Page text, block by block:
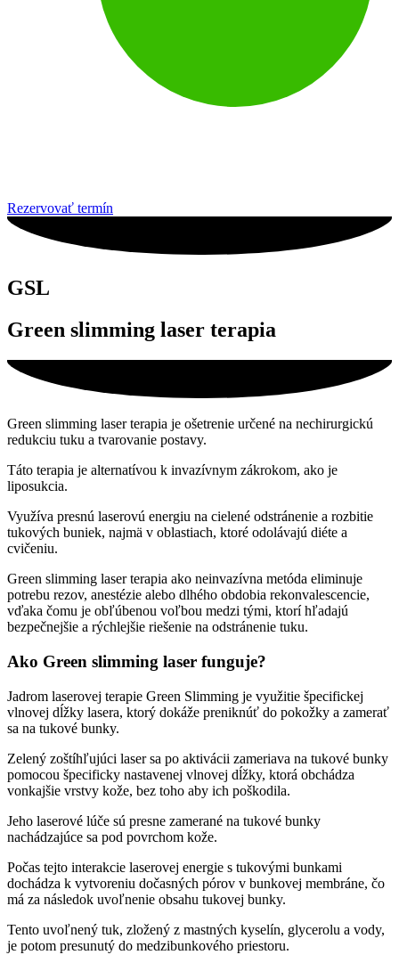
Rezervovať termín
GSL
Green slimming laser terapia
Green slimming laser terapia je ošetrenie určené na nechirurgickú
redukciu tuku a tvarovanie postavy.
Táto terapia je alternatívou k invazívnym zákrokom, ako je
liposukcia.
Využíva presnú laserovú energiu na cielené odstránenie a rozbitie
tukových buniek, najmä v oblastiach, ktoré odolávajú diéte a
cvičeniu.
Green slimming laser terapia ako neinvazívna metóda eliminuje
potrebu rezov, anestézie alebo dlhého obdobia rekonvalescencie,
vďaka čomu je obľúbenou voľbou medzi tými, ktorí hľadajú
bezpečnejšie a rýchlejšie riešenie na odstránenie tuku.
Ako Green slimming laser funguje?
Jadrom laserovej terapie Green Slimming je využitie špecifickej
vlnovej dĺžky lasera, ktorý dokáže preniknúť do pokožky a zamerať
sa na tukové bunky.
Zelený zoštíhľujúci laser sa po aktivácii zameriava na tukové bunky
pomocou špecificky nastavenej vlnovej dĺžky, ktorá obchádza
vonkajšie vrstvy kože, bez toho aby ich poškodila.
Jeho laserové lúče sú presne zamerané na tukové bunky
nachádzajúce sa pod povrchom kože.
Počas tejto interakcie laserovej energie s tukovými bunkami
dochádza k vytvoreniu dočasných pórov v bunkovej membráne, čo
má za následok uvoľnenie obsahu tukovej bunky.
Tento uvoľnený tuk, zložený z mastných kyselín, glycerolu a vody,
je potom presunutý do medzibunkového priestoru.